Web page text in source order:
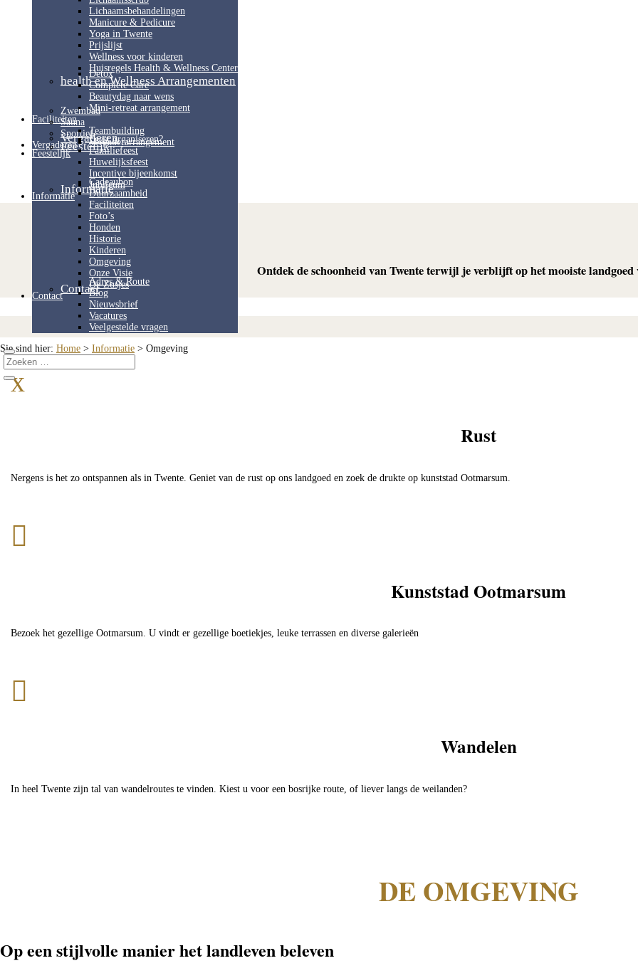
Lichaamsbehandelingen
Manicure & Pedicure
Yoga in Twente
Prijslijst
Wellness voor kinderen
Huisregels Health & Wellness Center
health en Wellness Arrangementen
Detox
Complete Care
Beautydag naar wens
Mini-retreat arrangement
Faciliteiten
Zwembad
Sauna
Sportief
Vergaderen
Vergaderen
Teambuilding
Vergaderarrangement
Feestelijk
Feestelijk
Feest organiseren?
Familiefeest
Huwelijksfeest
Incentive bijeenkomst
Jubileum
Informatie
Informatie
Cadeaubon
Duurzaamheid
Faciliteiten
Foto’s
Honden
Historie
Kinderen
Omgeving
Onze Visie
De Zusjes
Contact
Contact
Adres & Route
Blog
Nieuwsbrief
Vacatures
Veelgestelde vragen
Ontdek de schoonheid van Twente terwijl je verblijft op het mooiste landgoed
Sie sind hier: Home > Informatie > Omgeving
x
Rust
Nergens is het zo ontspannen als in Twente. Geniet van de rust op ons landgoed en zoek de drukte op kunststad Ootmarsum.

Kunststad Ootmarsum
Bezoek het gezellige Ootmarsum. U vindt er gezellige boetiekjes, leuke terrassen en diverse galerieën

Wandelen
In heel Twente zijn tal van wandelroutes te vinden. Kiest u voor een bosrijke route, of liever langs de weilanden?
DE OMGEVING
Op een stijlvolle manier het landleven beleven